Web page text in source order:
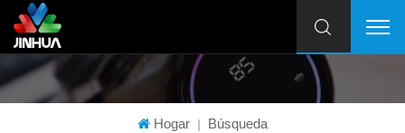
Hogar | Búsqueda